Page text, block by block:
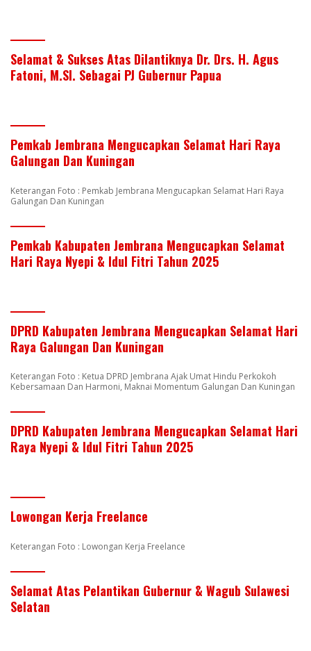
Selamat & Sukses Atas Dilantiknya Dr. Drs. H. Agus
Fatoni, M.SI. Sebagai PJ Gubernur Papua
Pemkab Jembrana Mengucapkan Selamat Hari Raya
Galungan Dan Kuningan
Keterangan Foto : Pemkab Jembrana Mengucapkan Selamat Hari Raya
Galungan Dan Kuningan
Pemkab Kabupaten Jembrana Mengucapkan Selamat
Hari Raya Nyepi & Idul Fitri Tahun 2025
DPRD Kabupaten Jembrana Mengucapkan Selamat Hari
Raya Galungan Dan Kuningan
Keterangan Foto : Ketua DPRD Jembrana Ajak Umat Hindu Perkokoh
Kebersamaan Dan Harmoni, Maknai Momentum Galungan Dan Kuningan
DPRD Kabupaten Jembrana Mengucapkan Selamat Hari
Raya Nyepi & Idul Fitri Tahun 2025
Lowongan Kerja Freelance
Keterangan Foto : Lowongan Kerja Freelance
Selamat Atas Pelantikan Gubernur & Wagub Sulawesi
Selatan